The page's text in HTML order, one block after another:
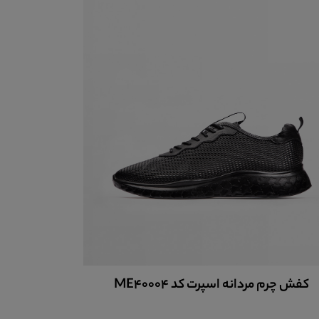
کفش چرم مردانه اسپرت کد ME40000